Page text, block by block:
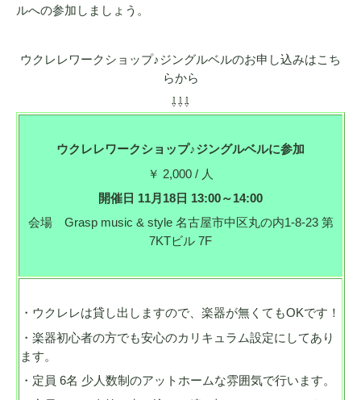
ルへの参加しましょう。
ウクレレワークショップ♪ジングルベルのお申し込みはこち
らから
⇩⇩⇩
ウクレレワークショップ♪ジングルベルに参加
￥ 2,000 / 人
開催日 11月18日 13:00～14:00
会場 Grasp music & style 名古屋市中区丸の内1-8-23 第
7KTビル 7F
・ウクレレは貸し出しますので、楽器が無くてもOKです！
・楽器初心者の方でも安心のカリキュラム設定にしてあり
ます。
・定員 6名 少人数制のアットホームな雰囲気で行います。